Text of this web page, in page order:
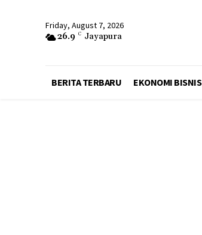
Friday, August 7, 2026
26.9 C Jayapura
BERITA TERBARU EKONOMI BISNIS